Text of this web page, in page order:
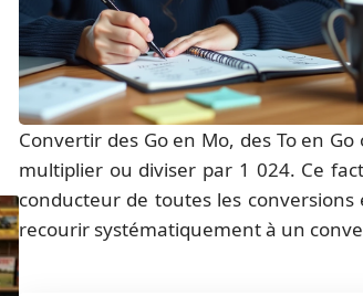
Convertir des Go en Mo, des To en
multiplier ou diviser par 1 024. Ce
conducteur de toutes les
recourir systématiquement à un